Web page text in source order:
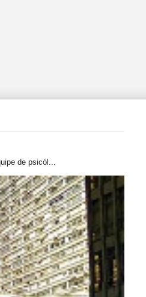
de psicól...